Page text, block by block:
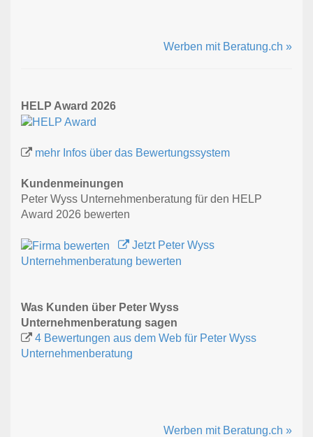
Werben mit Beratung.ch »
HELP Award 2026
mehr Infos über das Bewertungssystem
Kundenmeinungen
Peter Wyss Unternehmenberatung für den HELP
Award 2026 bewerten
Jetzt Peter Wyss
Unternehmenberatung bewerten
Was Kunden über Peter Wyss
Unternehmenberatung sagen
4 Bewertungen aus dem Web für Peter Wyss
Unternehmenberatung
Werben mit Beratung.ch »